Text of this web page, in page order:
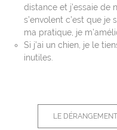
distance et j’essaie de
s’envolent c’est que
ma pratique, je
Si j’ai un chien, je le
inutiles.
LE DÉRANGEMENT